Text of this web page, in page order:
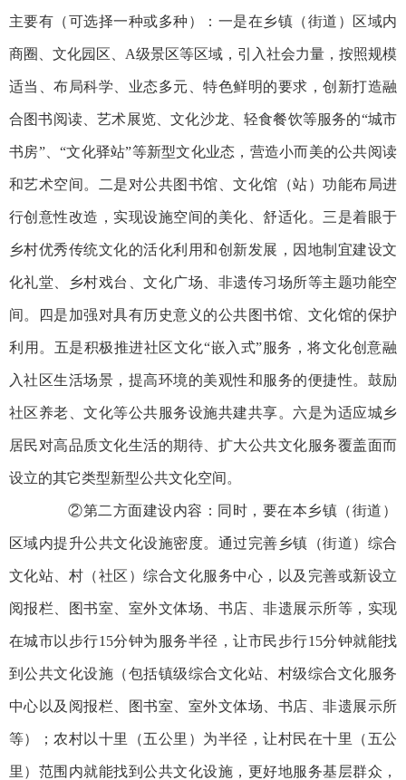
主要有（可选择一种或多种）：一是在乡镇（街道）区域内
商圈、文化园区、A级景区等区域，引入社会力量，按照规模
适当、布局科学、业态多元、特色鲜明的要求，创新打造融
合图书阅读、艺术展览、文化沙龙、轻食餐饮等服务的“城市
书房”、“文化驿站”等新型文化业态，营造小而美的公共阅读
和艺术空间。二是对公共图书馆、文化馆（站）功能布局进
行创意性改造，实现设施空间的美化、舒适化。三是着眼于
乡村优秀传统文化的活化利用和创新发展，因地制宜建设文
化礼堂、乡村戏台、文化广场、非遗传习场所等主题功能空
间。四是加强对具有历史意义的公共图书馆、文化馆的保护
利用。五是积极推进社区文化“嵌入式”服务，将文化创意融
入社区生活场景，提高环境的美观性和服务的便捷性。鼓励
社区养老、文化等公共服务设施共建共享。六是为适应城乡
居民对高品质文化生活的期待、扩大公共文化服务覆盖面而
设立的其它类型新型公共文化空间。
②第二方面建设内容：同时，要在本乡镇（街道）
区域内提升公共文化设施密度。通过完善乡镇（街道）综合
文化站、村（社区）综合文化服务中心，以及完善或新设立
阅报栏、图书室、室外文体场、书店、非遗展示所等，实现
在城市以步行15分钟为服务半径，让市民步行15分钟就能找
到公共文化设施（包括镇级综合文化站、村级综合文化服务
中心以及阅报栏、图书室、室外文体场、书店、非遗展示所
等）；农村以十里（五公里）为半径，让村民在十里（五公
里）范围内就能找到公共文化设施，更好地服务基层群众，